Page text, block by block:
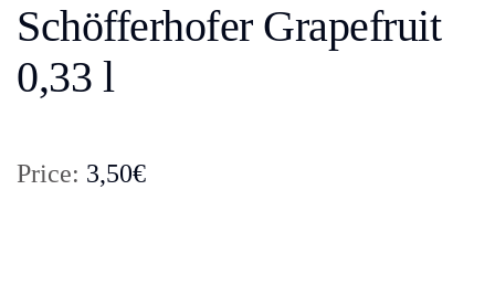
Schöfferhofer Grapefruit
0,33 l
Price: 3,50€